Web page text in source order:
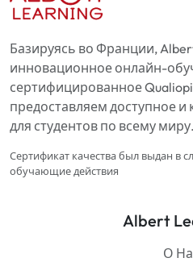
Базируясь во Франции,
инновационное онлайн-
сертифицированное
предоставляем доступное и
для студентов по всему миру.
Сертификат качества был выдан в
обучающие действия
Albert
О